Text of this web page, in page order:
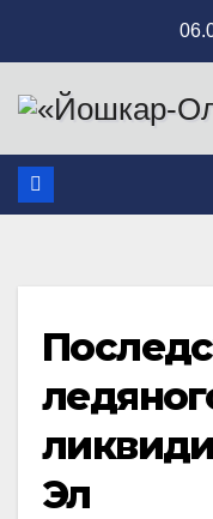
содержимому
Эл